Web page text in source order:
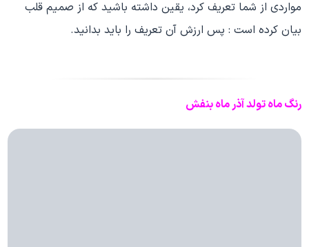
مواردی از شما تعریف کرد، یقین داشته باشید که از صمیم قلب
بیان کرده است : پس ارزش آن تعریف را باید بدانید.
رنگ ماه تولد آذر ماه بنفش